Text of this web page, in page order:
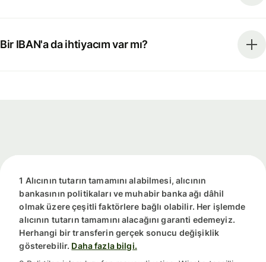
Bir IBAN'a da ihtiyacım var mı?
1 Alıcının tutarın tamamını alabilmesi, alıcının
bankasının politikaları ve muhabir banka ağı dâhil
olmak üzere çeşitli faktörlere bağlı olabilir. Her işlemde
alıcının tutarın tamamını alacağını garanti edemeyiz.
Herhangi bir transferin gerçek sonucu değişiklik
gösterebilir. Daha fazla bilgi.